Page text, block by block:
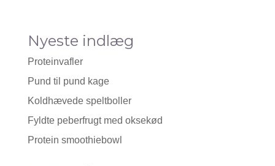
Nyeste indlæg
Proteinvafler
Pund til pund kage
Koldhævede speltboller
Fyldte peberfrugt med oksekød
Protein smoothiebowl